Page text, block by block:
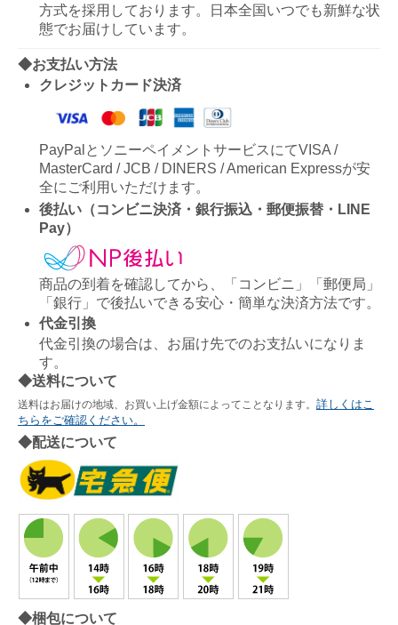
方式を採用しております。日本全国いつでも新鮮な状
態でお届けしています。
◆お支払い方法
クレジットカード決済
PayPalとソニーペイメントサービスにてVISA /
MasterCard / JCB / DINERS / American Expressが安
全にご利用いただけます。
後払い（コンビニ決済・銀行振込・郵便振替・LINE
Pay）
商品の到着を確認してから、「コンビニ」「郵便局」
「銀行」で後払いできる安心・簡単な決済方法です。
代金引換
代金引換の場合は、お届け先でのお支払いになりま
す。
◆送料について
送料はお届けの地域、お買い上げ金額によってことなります。 詳しくはこ
ちらをご確認ください。
◆配送について
◆梱包について